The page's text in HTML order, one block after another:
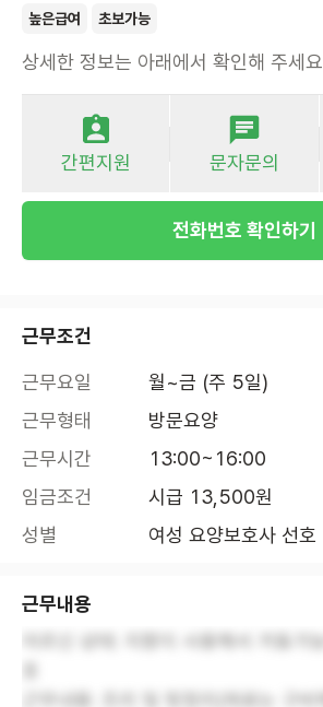
높은급여 초보가능
상세한 정보는 아래에서 확인해 주세요
간편지원 문자문의
전화번호 확인하기
근무조건
근무요일
월~금 (주 5일)
근무형태
방문요양
근무시간
13:00~16:00
임금조건
시급 13,500원
성별
여성 요양보호사 선호
근무내용